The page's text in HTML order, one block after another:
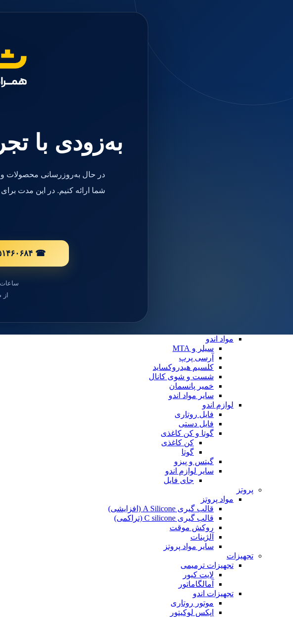
به‌زودی با
در حال به‌روزرسانی محصولات
شما ارائه کنیم. در این مدت
☎ ۰۹۰۵۱۴۶۰۶۸۴
ساعات
کاپ و مولت پرداخت
مواد اندو
سیلر و MTA
آرسی پرپ
کلسیم هیدروکساید
شست و شوی کانال
خمیر پانسمان
سایر مواد اندو
لوازم اندو
فایل روتاری
فایل دستی
گوتا و کن کاغذی
کن کاغذی
گوتا
گیتس و پیزو
سایر لوازم اندو
جای فایل
پروتز
مواد پروتز
قالب گیری A Silicone (افزایشی)
قالب گیری C silicone (تراکمی)
روکش موقت
آلژینات
سایر مواد پروتز
تجهیزات
تجهیزات ترمیمی
لایت کیور
آمالگاماتور
تجهیزات اندو
موتور روتاری
اپکس لوکیتور